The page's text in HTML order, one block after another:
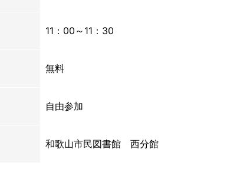
11：00～11：30
無料
自由参加
和歌山市民図書館 西分館